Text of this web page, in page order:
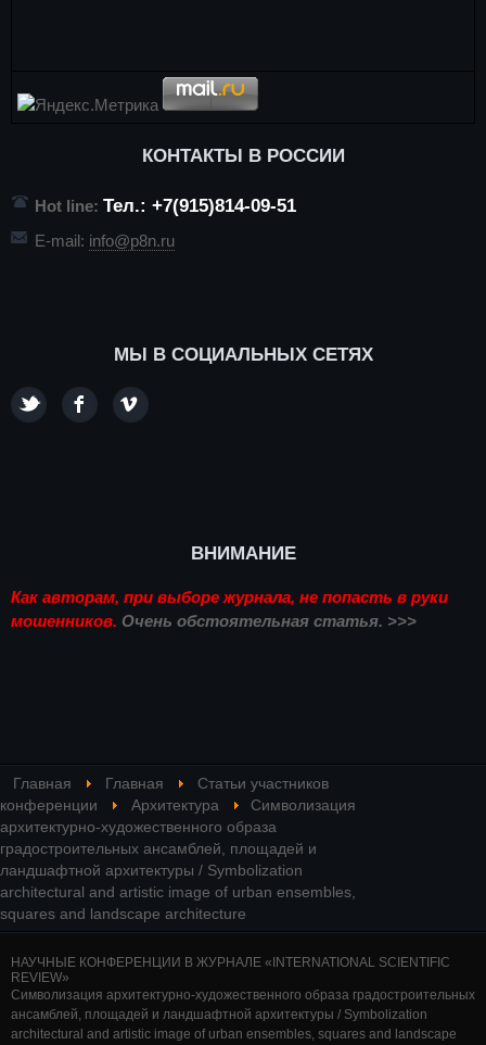
КОНТАКТЫ В РОССИИ
Hot line: Тел.: +7(915)814-09-51
E-mail: info@p8n.ru
МЫ В СОЦИАЛЬНЫХ СЕТЯХ
ВНИМАНИЕ
Как авторам, при выборе журнала, не попасть в руки
мошенников. Очень обстоятельная статья. >>>
Главная Главная
Статьи участников
конференции
Архитектура
Символизация
архитектурно-художественного образа
градостроительных ансамблей, площадей и
ландшафтной архитектуры / Symbolization
architectural and artistic image of urban ensembles,
squares and landscape architecture
НАУЧНЫЕ КОНФЕРЕНЦИИ В ЖУРНАЛЕ «INTERNATIONAL SCIENTIFIC
REVIEW»
Символизация архитектурно-художественного образа градостроительных
ансамблей, площадей и ландшафтной архитектуры / Symbolization
architectural and artistic image of urban ensembles, squares and landscape